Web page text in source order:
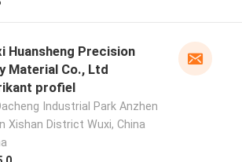
Huansheng Precision
Material Co., Ltd
profiel
Industrial Park Anzhen
Xishan District Wuxi, China